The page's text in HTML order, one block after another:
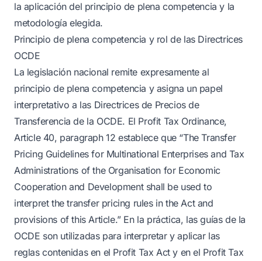
la aplicación del principio de plena competencia y la
metodología elegida.
Principio de plena competencia y rol de las Directrices
OCDE
La legislación nacional remite expresamente al
principio de plena competencia y asigna un papel
interpretativo a las Directrices de Precios de
Transferencia de la OCDE. El Profit Tax Ordinance,
Article 40, paragraph 12 establece que “The Transfer
Pricing Guidelines for Multinational Enterprises and Tax
Administrations of the Organisation for Economic
Cooperation and Development shall be used to
interpret the transfer pricing rules in the Act and
provisions of this Article.” En la práctica, las guías de la
OCDE son utilizadas para interpretar y aplicar las
reglas contenidas en el Profit Tax Act y en el Profit Tax